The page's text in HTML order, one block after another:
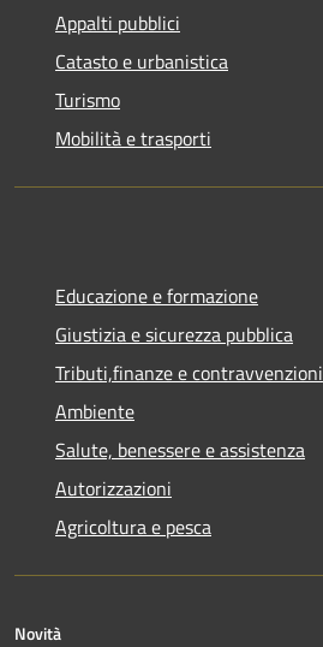
Appalti pubblici
Catasto e urbanistica
Turismo
Mobilità e trasporti
Educazione e formazione
Giustizia e sicurezza pubblica
Tributi,finanze e contravvenzioni
Ambiente
Salute, benessere e assistenza
Autorizzazioni
Agricoltura e pesca
Novità